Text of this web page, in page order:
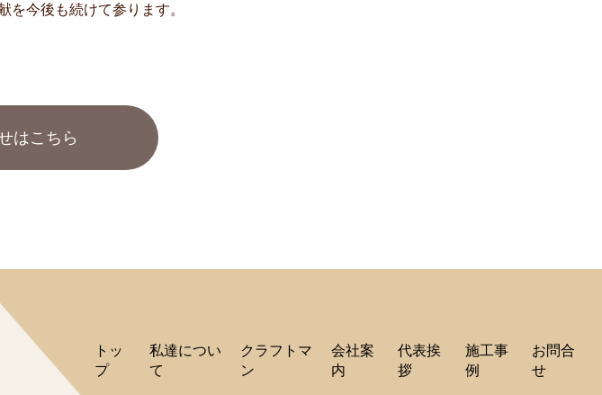
を今後も続けて参ります。
はこちら
トッ
プ
私達につい
て
クラフトマ
ン
会社案
内
代表挨
拶
施工事
例
お問合
せ